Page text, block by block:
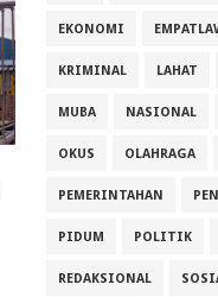
EKONOMI
KRIMINAL LAHAT
MUBA NASIONAL
OKUS OLAHRAGA
PEMERINTAHAN
PIDUM POLITIK
REDAKSIONAL